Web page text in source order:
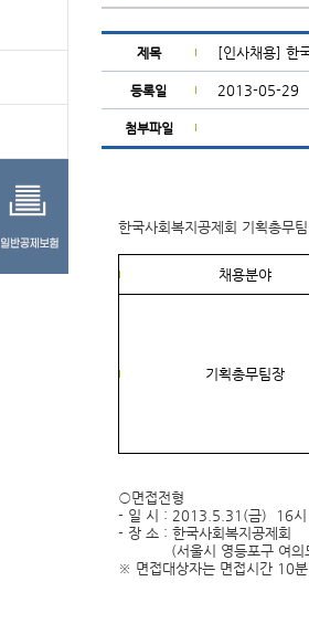
제목 [인사채용] 한
등록일 2013-05-29
첨부파일
한국사회복지공제회 기획총무
채용분야
기획총무팀장
○면접전형
- 일 시 : 2013.5.31(금) 16시
- 장 소 : 한국사회복지공제회
(서울시 영등포구 여의도
※ 면접대상자는 면접시간 10